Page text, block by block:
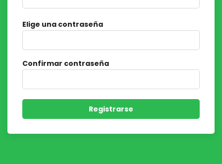
Elige una contraseña
Confirmar contraseña
Registrarse